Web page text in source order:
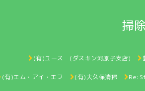
掃
(有)ユース (ダスキン河原子支店)
(有)エム・アイ・エフ (有)大久保清掃